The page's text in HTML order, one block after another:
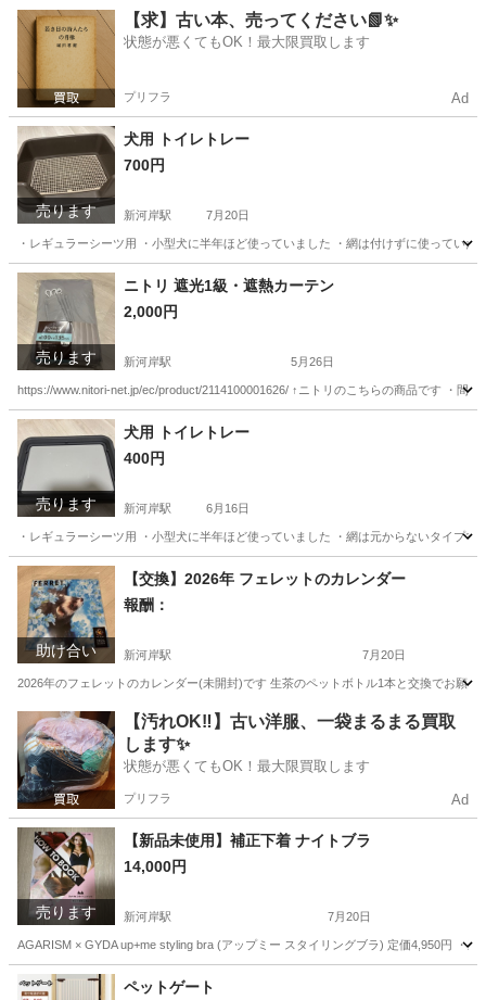
埼玉 川越市 新河岸駅 美容家電 メルカリ
【求】古い本、売ってください📗✨
状態が悪くてもOK！最大限買取します
プリフラ Ad
売ります
犬用 トイレトレー
700円
新河岸駅 7月20日
・レギュラーシーツ用 ・小型犬に半年ほど使っていました ・網は付けずに使ってい
埼玉 川越市 新河岸駅 その他 シーツ
売ります
ニトリ 遮光1級・遮熱カーテン
2,000円
新河岸駅 5月26日
https://www.nitori-net.jp/ec/product/2114100001626/ ↑ニトリのこちらの商品です ・間
埼玉 川越市 新河岸駅
売ります
犬用 トイレトレー
400円
新河岸駅 6月16日
・レギュラーシーツ用 ・小型犬に半年ほど使っていました ・網は元からないタイプ
埼玉 川越市 新河岸駅 その他 トイレ
助け合い
【交換】2026年 フェレットのカレンダー
報酬：
新河岸駅 7月20日
2026年のフェレットのカレンダー(未開封)です 生茶のペットボトル1本と交換でお願い
埼玉 川越市 新河岸駅 交換したい フェレット
【汚れOK‼️】古い洋服、一袋まるまる買取
します✨
状態が悪くてもOK！最大限買取します
プリフラ Ad
売ります
【新品未使用】補正下着 ナイトブラ
14,000円
新河岸駅 7月20日
AGARISM × GYDA up+me styling bra (アップミー スタイリングブラ) 定価4,950円 ・
埼玉 川越市 新河岸駅
ペットゲート